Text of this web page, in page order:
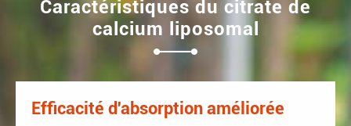
Caractéristiques du citrate de
calcium liposomal
Efficacité d'absorption améliorée